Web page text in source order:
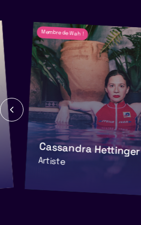
Membre de Wah !
Cassandra Hettinger
Artiste